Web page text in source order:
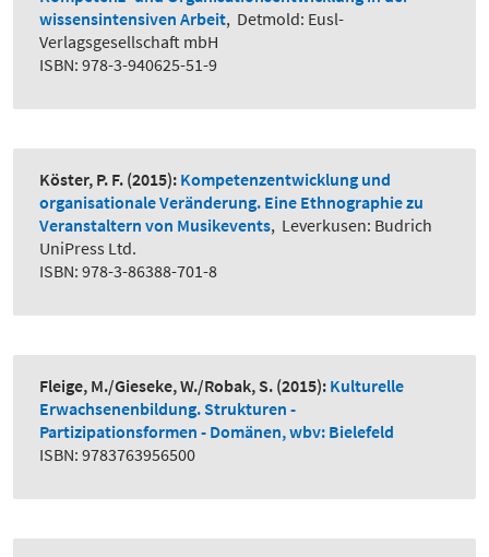
wissensintensiven Arbeit, Detmold: Eusl-
Verlagsgesellschaft mbH
ISBN: 978-3-940625-51-9
Köster, P. F. (2015): Kompetenzentwicklung und
organisationale Veränderung. Eine Ethnographie zu
Veranstaltern von Musikevents, Leverkusen: Budrich
UniPress Ltd.
ISBN: 978-3-86388-701-8
Fleige, M./Gieseke, W./Robak, S. (2015): Kulturelle
Erwachsenenbildung. Strukturen -
Partizipationsformen - Domänen, wbv: Bielefeld
ISBN: 9783763956500